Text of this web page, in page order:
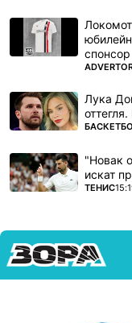
спонсор
ПОВЕЧЕ
Лука
ПОВЕЧЕ
"Новак
искат
ПОВЕЧЕ
ТЕНИС